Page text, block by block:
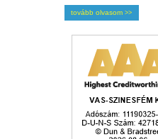
tovább olvasom >>